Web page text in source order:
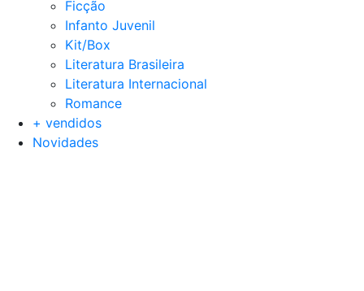
Ficção
Infanto Juvenil
Kit/Box
Literatura Brasileira
Literatura Internacional
Romance
+ vendidos
Novidades